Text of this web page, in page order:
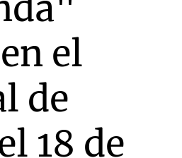
el
de
18 de